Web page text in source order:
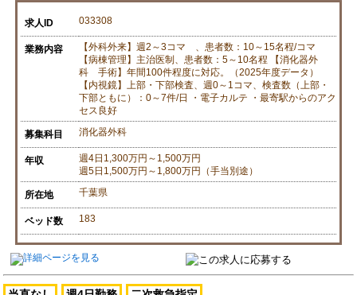
求人ID 033308
業務内容
【外科外来】週2～3コマ 、患者数：10～15名程/コマ
【病棟管理】主治医制、患者数：5～10名程 【消化器外
科 手術】年間100件程度に対応。（2025年度データ）
【内視鏡】上部・下部検査、週0～1コマ、検査数（上部・
下部ともに）：0～7件/日 ・電子カルテ ・最寄駅からのアク
セス良好
募集科目 消化器外科
年収
週4日1,300万円～1,500万円
週5日1,500万円～1,800万円（手当別途）
所在地 千葉県
ベッド数 183